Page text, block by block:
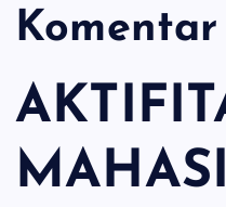
Komentar